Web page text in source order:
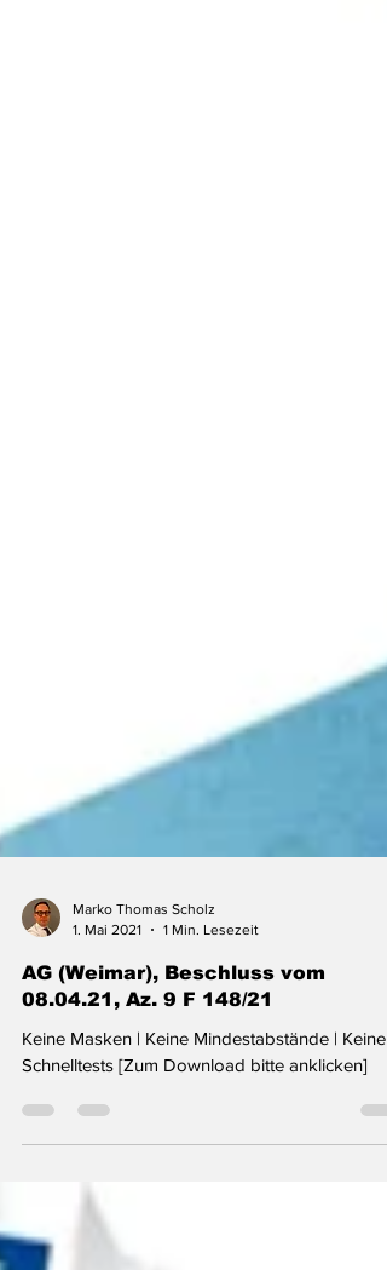
Marko Thomas Scholz
1. Mai 2021
1 Min. Lesezeit
AG (Weimar), Beschluss vom
08.04.21, Az. 9 F 148/21
Keine Masken | Keine Mindestabstände | Keine